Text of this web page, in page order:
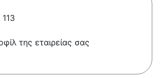
της εταιρείας σας